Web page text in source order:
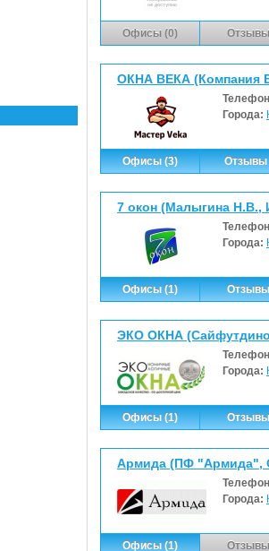
Офисы (0)
ОКНА ВЕКА (Компания
Города:
Офисы (3) Отзывы
7 окон (Малыгина Н.В.,
Города:
Офисы (1)
ЭКО ОКНА
Города:
Офисы (1)
Армида (ПФ "Армида",
Города:
Офисы (1)